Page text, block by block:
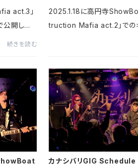
act.3」
公開しま
18t...
続きを読む
2025.1.18に高円寺
truction Mafia act.2」での
全曲Audio公開しております
カナシバリGIG Schedule